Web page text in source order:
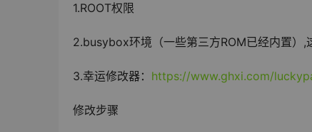
1.ROOT权限
2.busybox环境（一些第三方ROM已经内置）,
3.幸运修改器： https://www.ghxi.com/
修改步骤